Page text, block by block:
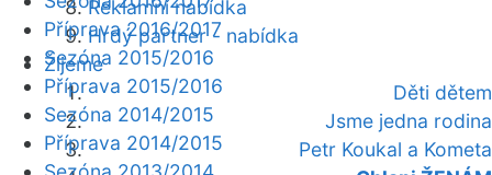
Reklamní nabídka
Hrdý partner - nabídka
Žijeme
Děti dětem
Jsme jedna rodina
Petr Koukal a Kometa
Příprava 2016/2017
Sezóna 2015/2016
Příprava 2015/2016
Sezóna 2014/2015
Příprava 2014/2015